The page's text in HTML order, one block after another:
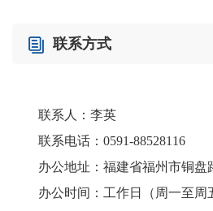
联系方式
联系人：李英
联系电话：0591-88528116
办公地址：福建省福州市铜盘
办公时间：工作日（周一至周